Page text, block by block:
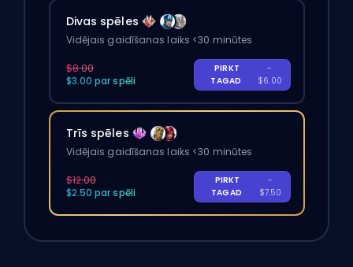
Divas spēles
Vidējais gaidīšanas laiks <30 minūtes
$8.00
$3.00 par spēli
PIRKT
TAGAD
-
$6.00
Trīs spēles
Vidējais gaidīšanas laiks <30 minūtes
$12.00
$2.50 par spēli
PIRKT
TAGAD
-
$7.50